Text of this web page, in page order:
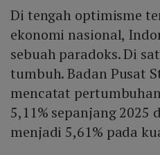
Di tengah optimisme
ekonomi nasional,
sebuah paradoks. Di
tumbuh. Badan Pusat
mencatat
5,11% sepanjang 2025
menjadi 5,61% pada